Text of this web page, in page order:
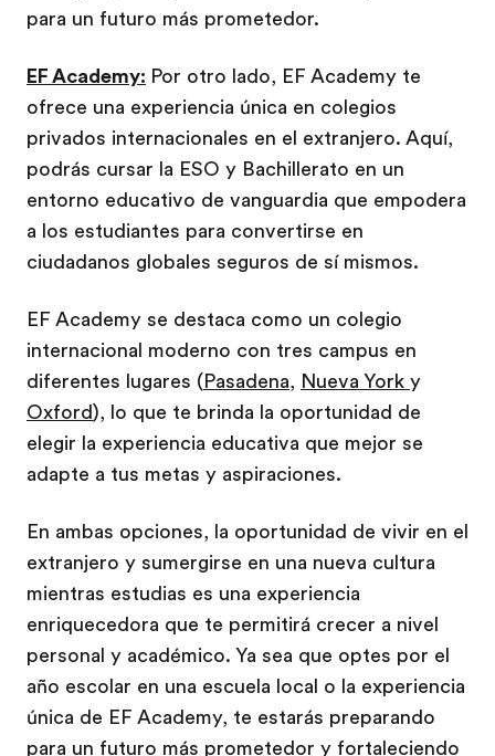
para un futuro más prometedor.
EF Academy: Por otro lado, EF Academy te
ofrece una experiencia única en colegios
privados internacionales en el extranjero. Aquí,
podrás cursar la ESO y Bachillerato en un
entorno educativo de vanguardia que empodera
a los estudiantes para convertirse en
ciudadanos globales seguros de sí mismos.
EF Academy se destaca como un colegio
internacional moderno con tres campus en
diferentes lugares ( Pasadena, Nueva York y
Oxford), lo que te brinda la oportunidad de
elegir la experiencia educativa que mejor se
adapte a tus metas y aspiraciones.
En ambas opciones, la oportunidad de vivir en el
extranjero y sumergirse en una nueva cultura
mientras estudias es una experiencia
enriquecedora que te permitirá crecer a nivel
personal y académico. Ya sea que optes por el
año escolar en una escuela local o la experiencia
única de EF Academy, te estarás preparando
para un futuro más prometedor y fortaleciendo